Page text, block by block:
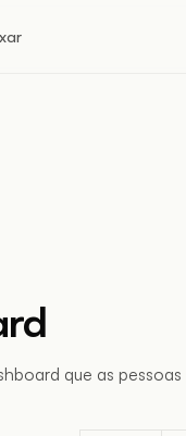
que as pessoas